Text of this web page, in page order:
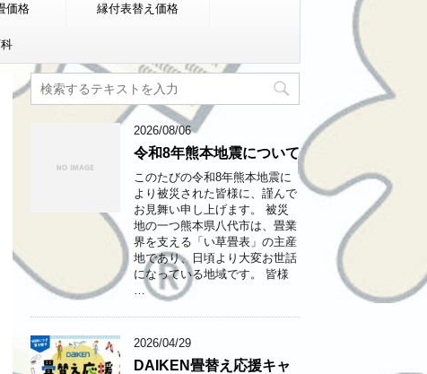
価格 縁付表替え価格
2026/08/06
令和8年熊本地震について
このたびの令和8年熊本地震に
より被災された皆様に、謹んで
お見舞い申し上げます。 ​被災
地の一つ熊本県八代市は、畳業
界を支える「い草畳表」の主産
地であり、日頃より大変お世話
になっている地域です。 ​皆様
2026/04/29
DAIKEN畳替え応援キャ
o
e